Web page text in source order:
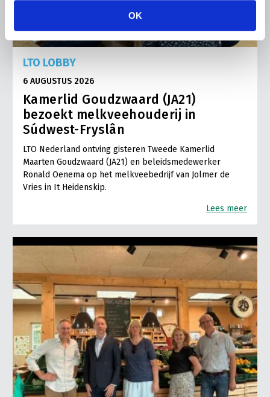
OK
LTO LOBBY
6 AUGUSTUS 2026
Kamerlid Goudzwaard (JA21)
bezoekt melkveehouderij in
Súdwest-Fryslân
LTO Nederland ontving gisteren Tweede Kamerlid
Maarten Goudzwaard (JA21) en beleidsmedewerker
Ronald Oenema op het melkveebedrijf van Jolmer de
Vries in It Heidenskip.
Lees meer